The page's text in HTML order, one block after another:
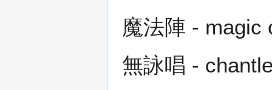
魔法陣 - magic
無詠唱 -